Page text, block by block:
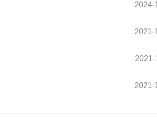
2024-
2021-
2021-
2021-